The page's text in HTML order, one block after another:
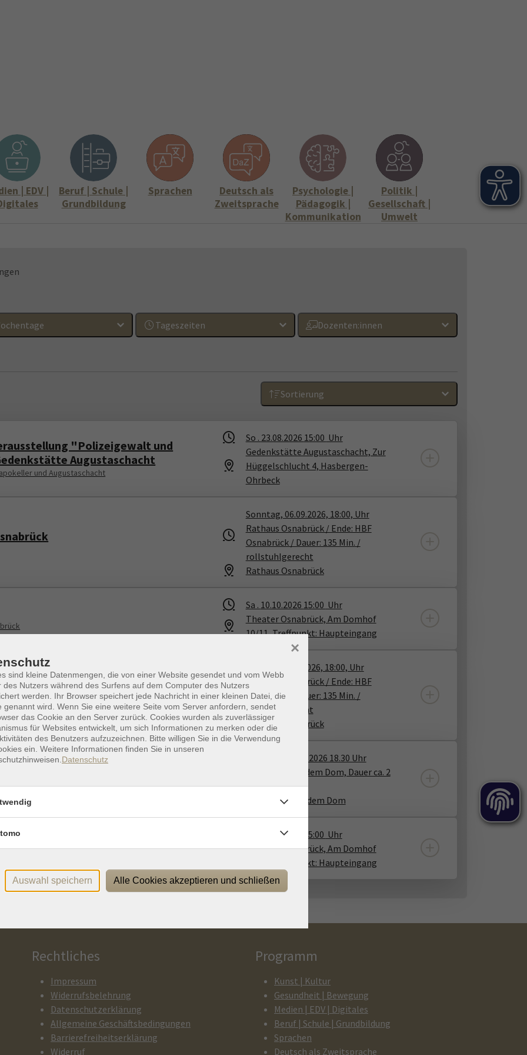
| EDV |
Beruf | Schule |
Grundbildung
Sprachen
Deutsch als
Zweitsprache
Psychologie |
Pädagogik |
Kommunikation
Politik |
Gesellschaft |
Umwelt
Tageszeiten Dozenten:innen
Sortierung
"Polizeigewalt und
Augustaschacht
und Augustaschacht
So . 23.08.2026 15:00 Uhr
Gedenkstätte Augustaschacht, Zur
Hüggelschlucht 4, Hasbergen-
Ohrbeck
Sonntag, 06.09.2026, 18:00, Uhr
Rathaus Osnabrück / Ende: HBF
Osnabrück / Dauer: 135 Min. /
rollstuhlgerecht
Rathaus Osnabrück
Sa . 10.10.2026 15:00 Uhr
Theater Osnabrück, Am Domhof
10/11, Treffpunkt: Haupteingang
Freitag, 30.10.2026, 18:00, Uhr
Rathaus Osnabrück / Ende: HBF
Osnabrück / Dauer: 135 Min. /
rollstuhlgerecht
Rathaus Osnabrück
Eine alternative
Dienstag, 03.11.2026 18.30 Uhr
Treffpunkt vor dem Dom, Dauer ca. 2
Stunden.
Treffpunkt: vor dem Dom
14.11.2026 15:00 Uhr
Theater Osnabrück, Am Domhof
10/11, Treffpunkt: Haupteingang
Rechtliches
Impressum
Widerrufsbelehrung
Datenschutzerklärung
Allgemeine Geschäftsbedingungen
Barrierefreiheitserklärung
Widerruf
Programm
Kunst | Kultur
Gesundheit | Bewegung
Medien | EDV | Digitales
Beruf | Schule | Grundbildung
Sprachen
Deutsch als Zweitsprache
sind kleine Datenmengen, die von einer Website gesendet und vom Webb
des Nutzers während des Surfens auf dem Computer des Nutzers
werden. Ihr Browser speichert jede Nachricht in einer kleinen Datei, die
genannt wird. Wenn Sie eine weitere Seite vom Server anfordern, sendet
das Cookie an den Server zurück. Cookies wurden als zuverlässiger
für Websites entwickelt, um sich Informationen zu merken oder die
des Benutzers aufzuzeichnen. Bitte willigen Sie in die Verwendung
ein. Weitere Informationen finden Sie in unseren
Datenschutz
×
Auswahl speichern Alle Cookies akzeptieren und schließen